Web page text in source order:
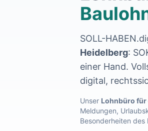
SOLL-
Heidelberg:
einer Hand.
digital,
Unser Lohnbüro für
Meldungen,
Besonderheiten
Lohnabrechnung Backnang
Lohnabrechnung Waiblingen
Lohnabrechnung Schorndorf
Lohnabrechnung Stuttgart
Lohnabrechnung Heilbronn
Lohnabrechnung Karlsruhe